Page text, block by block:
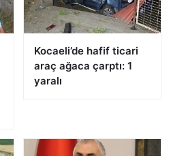
Kocaeli’de hafif ticari
araç ağaca çarptı: 1
yaralı